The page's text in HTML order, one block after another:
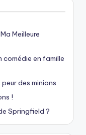
Meilleure
comédie en famille
des minions
!
Springfield ?